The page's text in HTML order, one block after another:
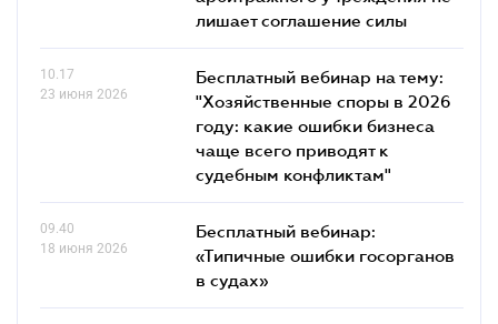
лишает соглашение силы
10.17
23 июня 2026
Бесплатный вебинар на тему:
"Хозяйственные споры в 2026
году: какие ошибки бизнеса
чаще всего приводят к
судебным конфликтам"
09.40
18 июня 2026
Бесплатный вебинар:
«Типичные ошибки госорганов
в судах»